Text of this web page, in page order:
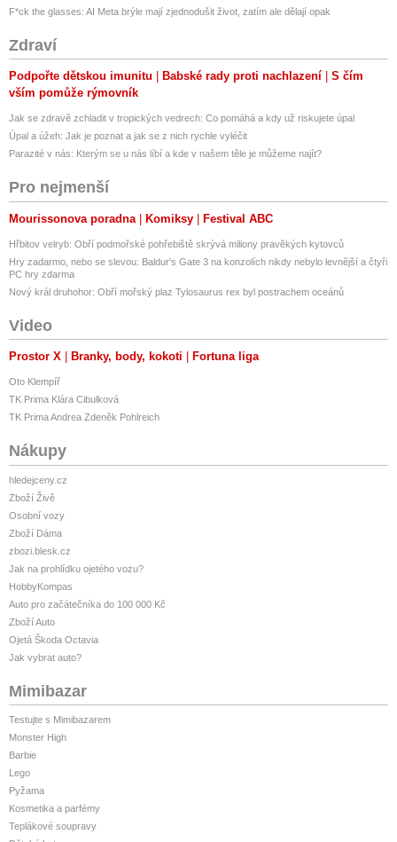
F*ck the glasses: AI Meta brýle mají zjednodušit život, zatím ale dělají opak
Zdraví
Podpořte dětskou imunitu Babské rady proti nachlazení
S čím
vším pomůže rýmovník
Jak se zdravě zchladit v tropických vedrech: Co pomáhá a kdy už riskujete úpal
Úpal a úžeh: Jak je poznat a jak se z nich rychle vyléčit
Parazité v nás: Kterým se u nás líbí a kde v našem těle je můžeme najít?
Pro nejmenší
Mourissonova poradna Komiksy Festival ABC
Hřbitov velryb: Obří podmořské pohřebiště skrývá miliony pravěkých kytovců
Hry zadarmo, nebo se slevou: Baldur's Gate 3 na konzolích nikdy nebylo levnější a čtyři
PC hry zdarma
Nový král druhohor: Obří mořský plaz Tylosaurus rex byl postrachem oceánů
Video
Prostor X Branky, body, kokoti Fortuna liga
Oto Klempíř
TK Prima Klára Cibulková
TK Prima Andrea Zdeněk Pohlreich
Nákupy
hledejceny.cz
Zboží Živě
Osobní vozy
Zboží Dáma
zbozi.blesk.cz
Jak na prohlídku ojetého vozu?
HobbyKompas
Auto pro začátečníka do 100 000 Kč
Zboží Auto
Ojetá Škoda Octavia
Jak vybrat auto?
Mimibazar
Testujte s Mimibazarem
Monster High
Barbie
Lego
Pyžama
Kosmetika a parfémy
Teplákové soupravy